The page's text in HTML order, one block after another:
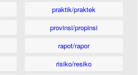
praktik/praktek
provinsi/propinsi
rapot/rapor
risiko/resiko